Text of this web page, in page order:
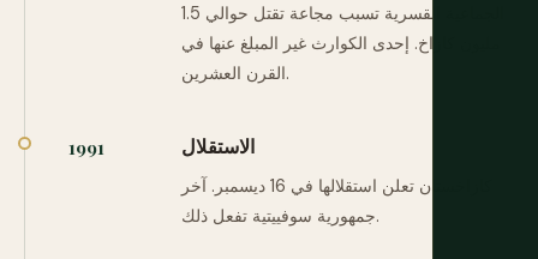
الجماعية القسرية تسبب مجاعة تقتل حوالي 1.5
مليون كازاخ. إحدى الكوارث غير المبلغ عنها في
القرن العشرين.
1991 الاستقلال
كازاخستان تعلن استقلالها في 16 ديسمبر. آخر
جمهورية سوفييتية تفعل ذلك.